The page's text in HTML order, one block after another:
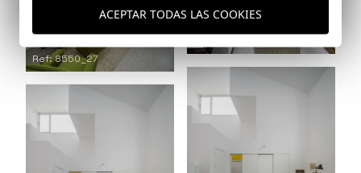
Ref: 8550_27
ACEPTAR TODAS LAS COOKIES